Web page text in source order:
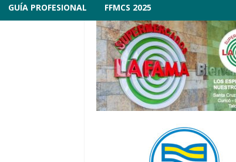
GUÍA PROFESIONAL FFMCS 2025